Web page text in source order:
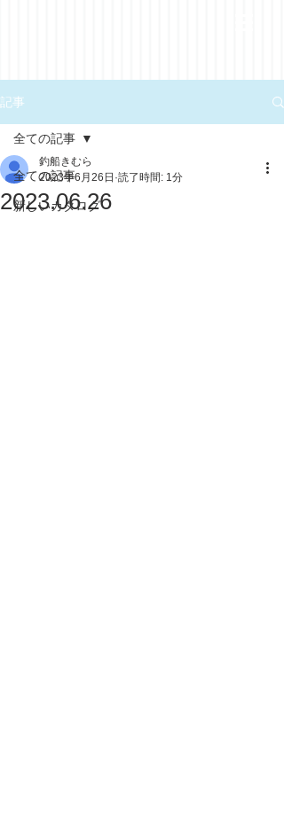
記事
全ての記事
新しいカタログ
全ての記事
2023.06.26
釣船きむら
2023年6月26日 読了時間: 1分